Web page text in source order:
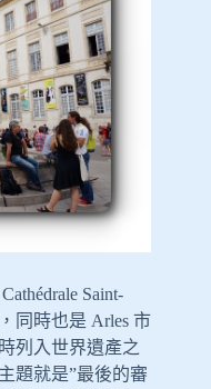
Saint-
同時也是 Arles 市
列入世界遺產之
題就是”最後的審